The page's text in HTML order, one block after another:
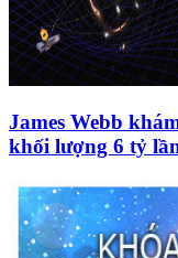
James Webb
khối lượng 6 tỷ